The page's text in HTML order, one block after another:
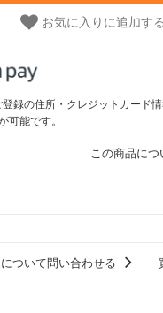
お気に入りに追加する
録の住所・クレジットカード
可能です。
この商品に
ついて問い合わせる